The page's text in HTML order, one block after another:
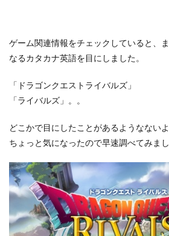
ゲーム関連情報をチェックしていると、
なるカタカナ英語を目にしました。
「ドラゴンクエストライバルズ」
「ライバルズ」。。
どこかで目にしたことがあるようなないよ
ちょっと気になったので早速調べてみまし